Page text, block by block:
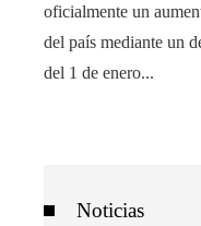
oficialmente un
del país mediante un
del 1 de enero...
Noticias